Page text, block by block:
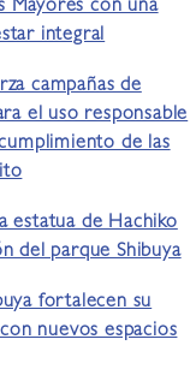
Mayores con una
integral
campañas de
el uso responsable
de las
estatua de Hachiko
del parque Shibuya
fortalecen su
nuevos espacios